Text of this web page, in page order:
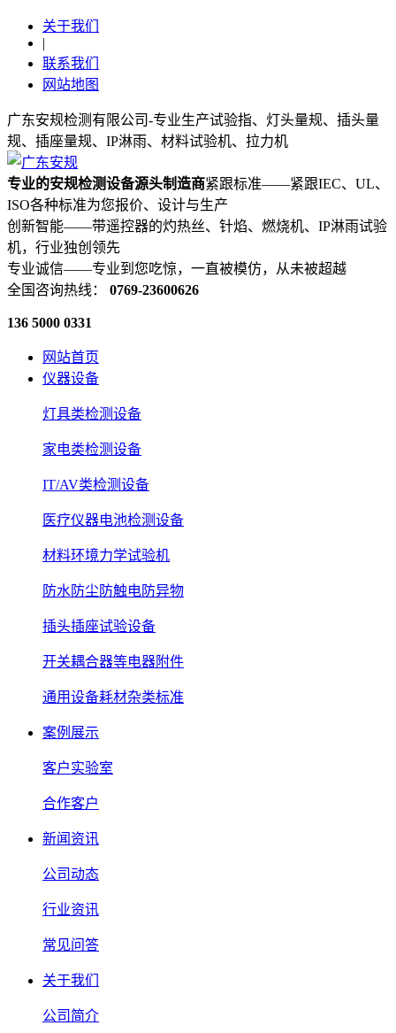
关于我们
|
联系我们
网站地图
广东安规检测有限公司-专业生产试验指、灯头量规、插头量
规、插座量规、IP淋雨、材料试验机、拉力机
专业的安规检测设备源头制造商紧跟标准——紧跟IEC、UL、
ISO各种标准为您报价、设计与生产
创新智能——带遥控器的灼热丝、针焰、燃烧机、IP淋雨试验
机，行业独创领先
专业诚信——专业到您吃惊，一直被模仿，从未被超越
全国咨询热线： 0769-23600626
136 5000 0331
网站首页
仪器设备
灯具类检测设备
家电类检测设备
IT/AV类检测设备
医疗仪器电池检测设备
材料环境力学试验机
防水防尘防触电防异物
插头插座试验设备
开关耦合器等电器附件
通用设备耗材杂类标准
案例展示
客户实验室
合作客户
新闻资讯
公司动态
行业资讯
常见问答
关于我们
公司简介